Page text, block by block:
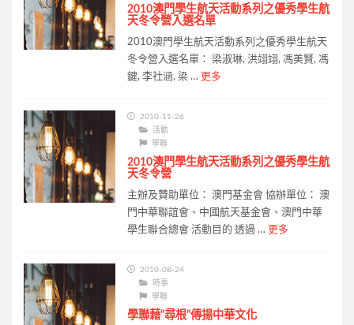
2010澳門學生航天活動系列之優秀學生航
天冬令營入選名單
2010澳門學生航天活動系列之優秀學生航天
冬令營入選名單： 梁淑琳, 洪翊翊, 馮美賢, 馮
鍵, 李社涵, 梁 … 更多
2010-11-26
活動
學聯
2010澳門學生航天活動系列之優秀學生航
天冬令營
主辦及贊助單位： 澳門基金會 協辦單位： 澳
門中華聯誼會、中國航天基金會、澳門中華
學生聯合總會 活動目的 透過 … 更多
2010-08-24
時事
學聯
學聯藉“尋根”傳揚中華文化